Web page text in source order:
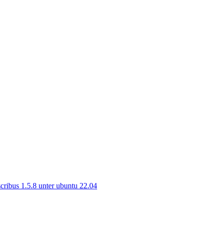
1.5.8 unter ubuntu 22.04